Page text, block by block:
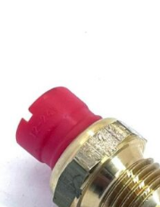
(84)
FRENI (16)
IMPIANTO ELETTRICO
IMPIANTO IDRAULICO